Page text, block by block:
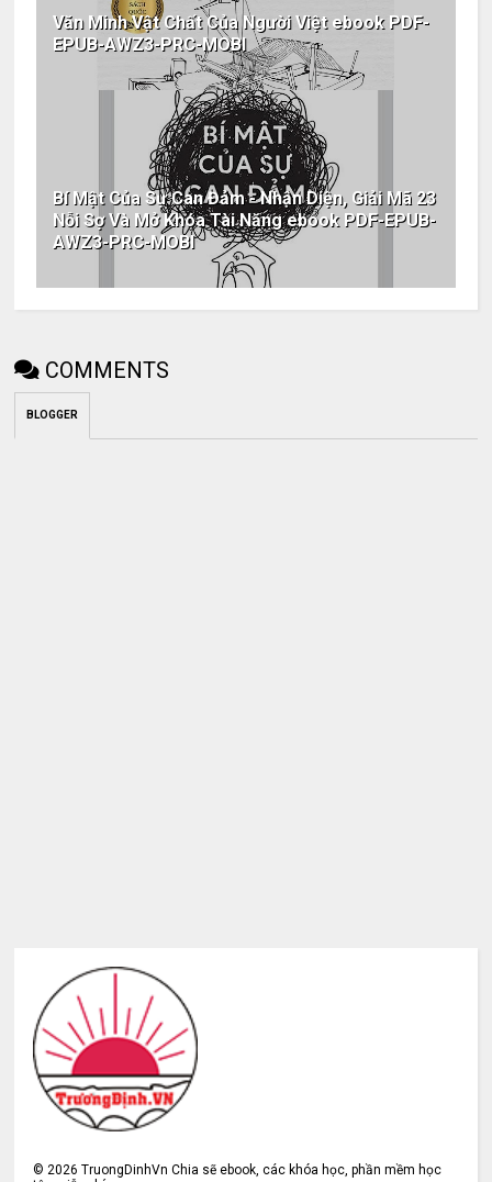
Văn Minh Vật Chất Của Người Việt ebook PDF-
EPUB-AWZ3-PRC-MOBI
Bí Mật Của Sự Can Đảm - Nhận Diện, Giải Mã 23
Nỗi Sợ Và Mở Khóa Tài Năng ebook PDF-EPUB-
AWZ3-PRC-MOBI
COMMENTS
BLOGGER
©2026 TruongDinhVn Chia sẽ ebook, các khóa học, phần mềm học